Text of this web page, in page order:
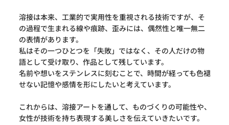
溶接は本来、工業的で実用性を重視される技術ですが、そ
の過程で生まれる線や痕跡、歪みには、偶然性と唯一無二
の表情があります。
私はその一つひとつを「失敗」ではなく、その人だけの物
語として受け取り、作品として残しています。
名前や想いをステンレスに刻むことで、時間が経っても色褪
せない記憶や感情を形にしたいと考えています。
これからは、溶接アートを通して、ものづくりの可能性や、
女性が技術を持ち表現する美しさを伝えていきたいです。